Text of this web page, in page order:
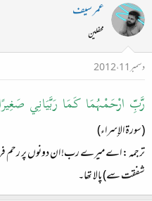
عمر سیف
محفلین
دسمبر 11، 2012
رَّبِّ ارْحَمْهُمَا كَمَا رَبَّيَانِي
(سورة الإسراء)
ترجمہ : اے میرے رب! ان دونوں پر رحم
شفقت سے) پالا تھا۔